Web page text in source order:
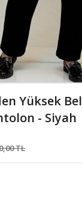
Yüksek Bel
- Siyah
TL